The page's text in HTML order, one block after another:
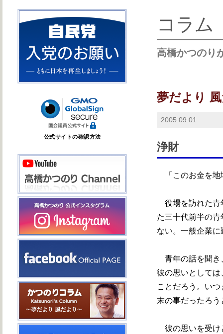
コラム
高橋かつのり
夢だより
2005.09.01
浄財
「このお金を地
役場を訪れた青
た三十代前半の
ない。一般企業
青年の話を聞き
彼の思いとして
ことだろう。い
末の事だったろう
彼の思いを受け
公式サイトの確認方法